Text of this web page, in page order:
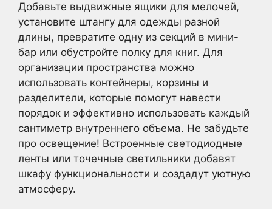
Добавьте выдвижные ящики для мелочей,
установите штангу для одежды разной
длины, превратите одну из секций в мини-
бар или обустройте полку для книг. Для
организации пространства можно
использовать контейнеры, корзины и
разделители, которые помогут навести
порядок и эффективно использовать каждый
сантиметр внутреннего объема. Не забудьте
про освещение! Встроенные светодиодные
ленты или точечные светильники добавят
шкафу функциональности и создадут уютную
атмосферу.